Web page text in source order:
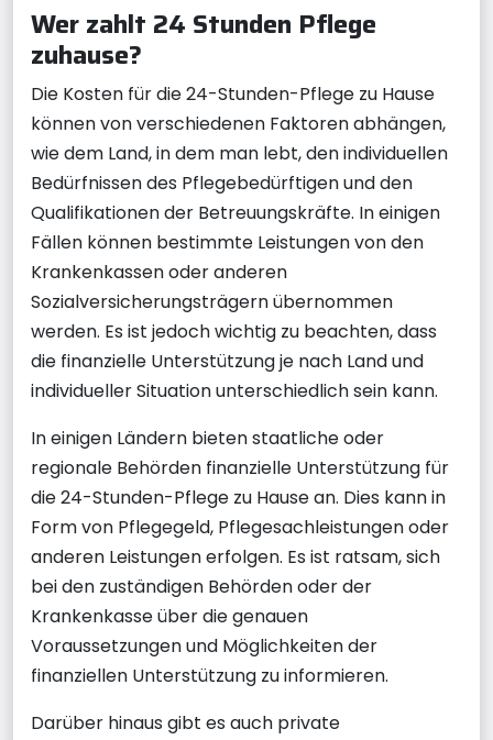
Wer zahlt 24 Stunden Pflege
zuhause?
Die Kosten für die 24-Stunden-Pflege zu Hause
können von verschiedenen Faktoren abhängen,
wie dem Land, in dem man lebt, den individuellen
Bedürfnissen des Pflegebedürftigen und den
Qualifikationen der Betreuungskräfte. In einigen
Fällen können bestimmte Leistungen von den
Krankenkassen oder anderen
Sozialversicherungsträgern übernommen
werden. Es ist jedoch wichtig zu beachten, dass
die finanzielle Unterstützung je nach Land und
individueller Situation unterschiedlich sein kann.
In einigen Ländern bieten staatliche oder
regionale Behörden finanzielle Unterstützung für
die 24-Stunden-Pflege zu Hause an. Dies kann in
Form von Pflegegeld, Pflegesachleistungen oder
anderen Leistungen erfolgen. Es ist ratsam, sich
bei den zuständigen Behörden oder der
Krankenkasse über die genauen
Voraussetzungen und Möglichkeiten der
finanziellen Unterstützung zu informieren.
Darüber hinaus gibt es auch private